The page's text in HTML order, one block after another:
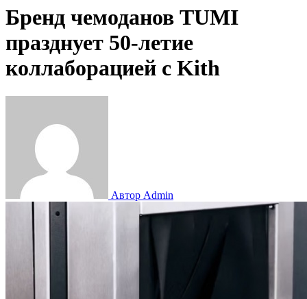
Бренд чемоданов TUMI
празднует 50-летие
коллаборацией с Kith
Автор Admin